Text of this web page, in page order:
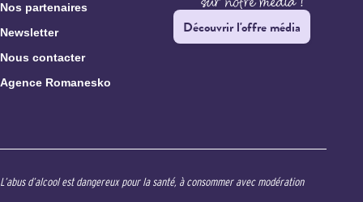
Nos partenaires
Newsletter
Nous contacter
Agence Romanesko
Découvrir l'offre média
L’abus d’alcool est dangereux pour la santé, à consommer avec modération